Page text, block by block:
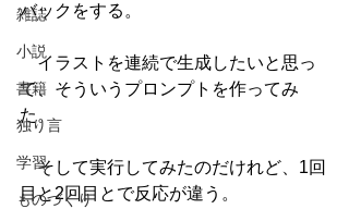
雑誌
小説
書籍
独り言
学習
ものづくり
バックをする。
イラストを連続で生成したいと思っ
て、そういうプロンプトを作ってみ
た。
そして実行してみたのだけれど、1回
目と2回目とで反応が違う。